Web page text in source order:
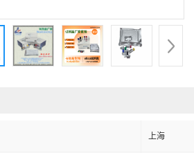
上海